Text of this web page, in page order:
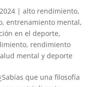
| alto rendimiento,
, entrenamiento mental,
en el deporte,
, rendimiento
mental y deporte
que una filosofía